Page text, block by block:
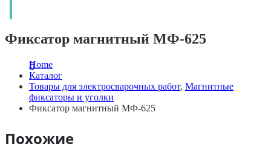
Фиксатор магнитный МФ-625
Home
Каталог
Товары для электросварочных работ, Магнитные
фиксаторы и уголки
Фиксатор магнитный МФ-625
Похожие